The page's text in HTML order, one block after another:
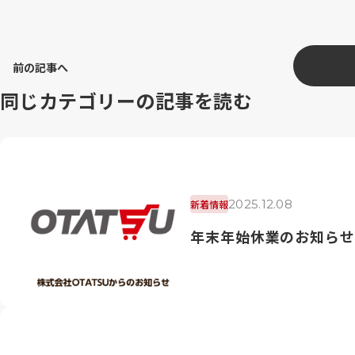
前の記事へ
同じカテゴリーの記事を読む
新着情報2025.12.08
年末年始休業のお知らせ